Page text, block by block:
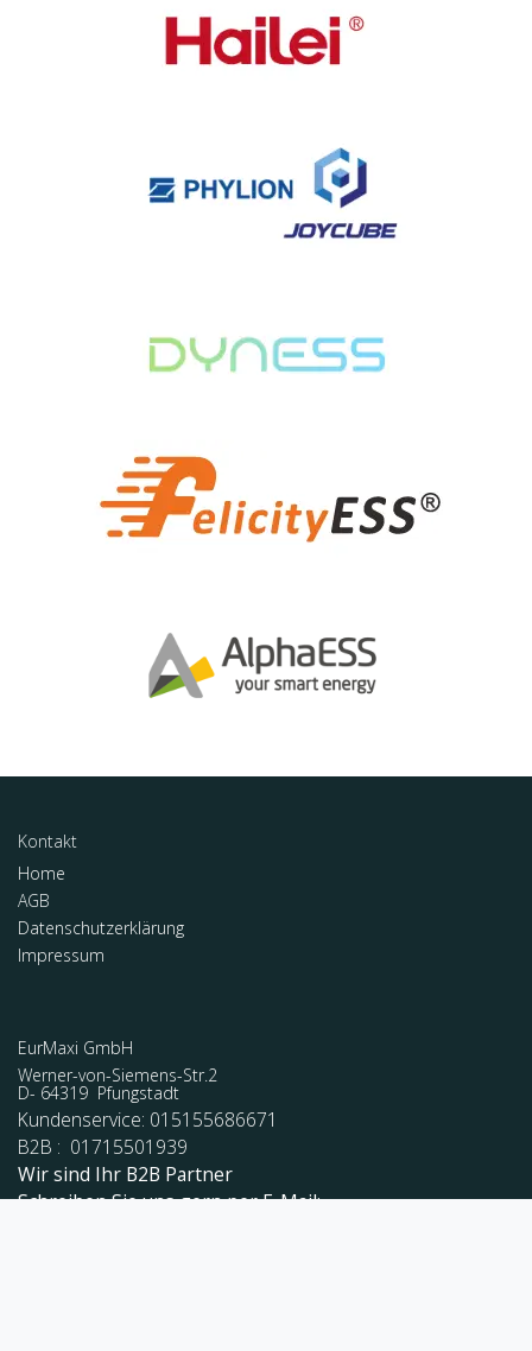
Kontakt
Home
AGB
Datenschutzerklärung
Impressum
EurMaxi GmbH
Werner-von-Siemens-Str.2
D- 64319 Pfungstadt
Kundenservice: 015155686671
B2B : 01715501939
Wir sind Ihr B2B Partner
Schreiben Sie uns gern per E-Mail: